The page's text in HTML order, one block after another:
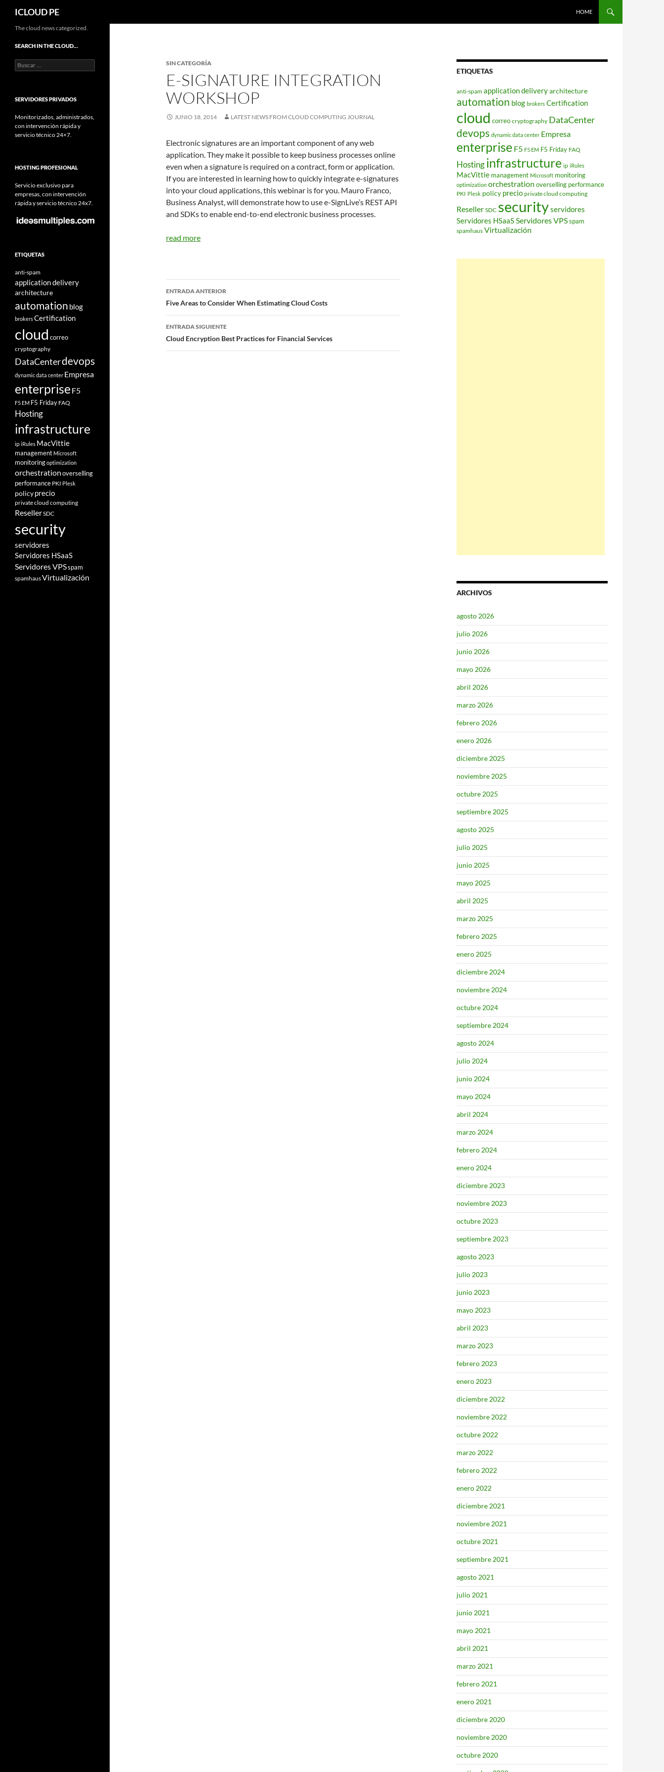
Saltar
contenido
ICLOUD PE HOME
SIN CATEGORÍA
E-SIGNATURE INTEGRATION
WORKSHOP
JUNIO 18, 2014 LATEST NEWS FROM CLOUD COMPUTING JOURNAL
Electronic signatures are an important component of any web
application. They make it possible to keep business processes online
even when a signature is required on a contract, form or application.
If you are interested in learning how to quickly integrate e-signatures
into your cloud applications, this webinar is for you. Mauro Franco,
Business Analyst, will demonstrate how to use e-SignLive’s REST API
and SDKs to enable end-to-end electronic business processes.
read more
Navegador
de
entradas
ENTRADA ANTERIOR
Five Areas to Consider When Estimating Cloud Costs
ENTRADA SIGUIENTE
Cloud Encryption Best Practices for Financial Services
ETIQUETAS
anti-spam application deliveryarchitecture
automation blog brokers Certification
cloud correo cryptography DataCenter
devops dynamic data center Empresa
enterprise F5 F5 EM F5 Friday FAQ
Hostinginfrastructure ip iRules
MacVittie management Microsoft monitoring
optimization orchestration overselling performance
PKI Plesk policy precio private cloud computing
Reseller SDC securityservidores
Servidores HSaaSServidores VPSspam
spamhaus Virtualización
ARCHIVOS
agosto 2026
julio 2026
junio 2026
mayo 2026
abril 2026
marzo 2026
febrero 2026
enero 2026
diciembre 2025
noviembre 2025
octubre 2025
septiembre 2025
agosto 2025
julio 2025
junio 2025
mayo 2025
abril 2025
marzo 2025
febrero 2025
enero 2025
diciembre 2024
noviembre 2024
octubre 2024
septiembre 2024
agosto 2024
julio 2024
junio 2024
mayo 2024
abril 2024
marzo 2024
febrero 2024
enero 2024
diciembre 2023
noviembre 2023
octubre 2023
septiembre 2023
agosto 2023
julio 2023
junio 2023
mayo 2023
abril 2023
marzo 2023
febrero 2023
enero 2023
diciembre 2022
noviembre 2022
octubre 2022
marzo 2022
febrero 2022
enero 2022
diciembre 2021
noviembre 2021
octubre 2021
septiembre 2021
agosto 2021
julio 2021
junio 2021
mayo 2021
abril 2021
marzo 2021
febrero 2021
enero 2021
diciembre 2020
noviembre 2020
octubre 2020
The cloud news categorized.
SEARCH IN THE CLOUD…
Buscar:
SERVIDORES PRIVADOS
Monitorizados, administrados,
con intervención rápida y
servicio técnico 24×7.
HOSTING PROFESIONAL
Servicio exclusivo para
empresas, con intervención
rápida y servicio técnico 24x7.
ETIQUETAS
anti-spam
application delivery
architecture
automation blog
brokersCertification
cloud correo
cryptography
DataCenterdevops
dynamic data center Empresa
enterprise F5
F5 EM F5 Friday FAQ
Hosting
infrastructure
ipiRules MacVittie
management Microsoft
monitoringoptimization
orchestrationoverselling
performance PKI Plesk
policyprecio
private cloud computing
ResellerSDC
security
servidores
Servidores HSaaS
Servidores VPSspam
spamhausVirtualización